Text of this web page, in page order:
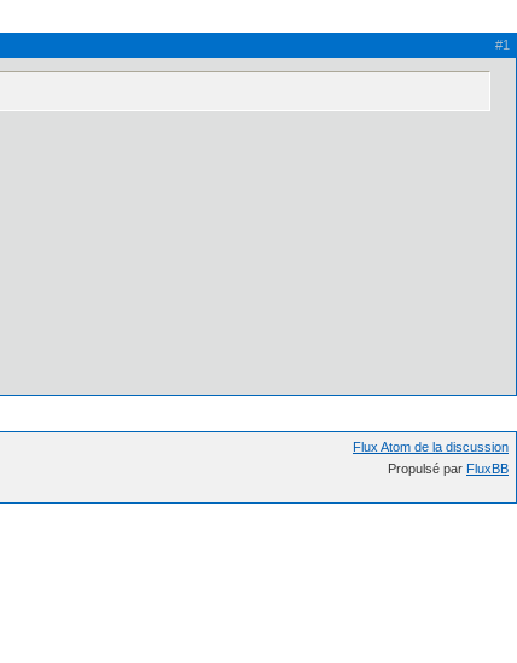
#1
Flux Atom de la discussion
Propulsé par FluxBB